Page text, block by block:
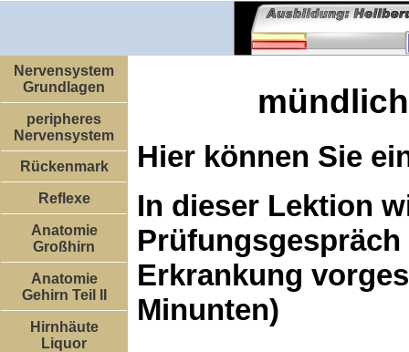
Nervensystem
Grundlagen
peripheres
Nervensystem
Rückenmark
Reflexe
Anatomie
Großhirn
Anatomie
Gehirn Teil II
Hirnhäute
Liquor
Hier können Sie
In dieser Lektion
Erkrankung
Minunten)